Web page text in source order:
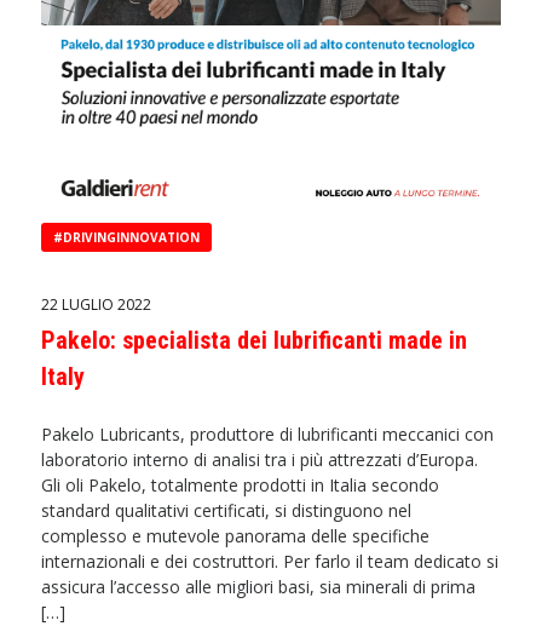
#DRIVINGINNOVATION
22 LUGLIO 2022
Pakelo: specialista dei lubrificanti made in
Italy
Pakelo Lubricants, produttore di lubrificanti meccanici con
laboratorio interno di analisi tra i più attrezzati d’Europa.
Gli oli Pakelo, totalmente prodotti in Italia secondo
standard qualitativi certificati, si distinguono nel
complesso e mutevole panorama delle specifiche
internazionali e dei costruttori. Per farlo il team dedicato si
assicura l’accesso alle migliori basi, sia minerali di prima
[…]